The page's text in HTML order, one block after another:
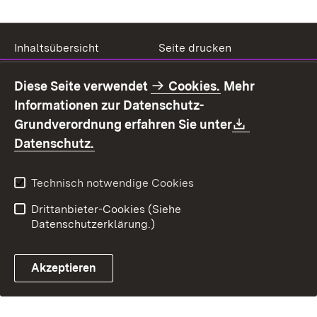
Inhaltsübersicht
Seite drucken
Benutzungshinweise
Erklärung zur
Barrierefreiheit
Kontakt
Fehlerhaften Link melden
Diese Seite verwendet Cookies. Mehr
Informationen zur Datenschutz-
Grundverordnung erfahren Sie unter
Datenschutz.
Technisch notwendige Cookies
Drittanbieter-Cookies (Siehe
Datenschutzerklärung.)
Akzeptieren